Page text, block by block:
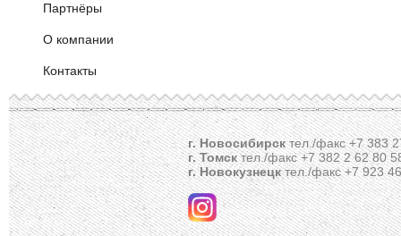
Метизы
прочее
Пружинные блоки
Склеивающие материалы
Технические материалы и ткани
Фанера ДВП
Хеттих
Партнёры
О компании
Контакты
г. Новосибирсктел./факс +7 383
г. Томсктел./факс +7 382 2 62 80
г. Новокузнецктел./факс +7 923